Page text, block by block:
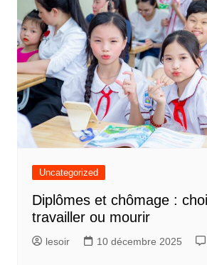
Uncategorized
Diplômes et chômage :
travailler ou mourir
lesoir 10 décembre 2025